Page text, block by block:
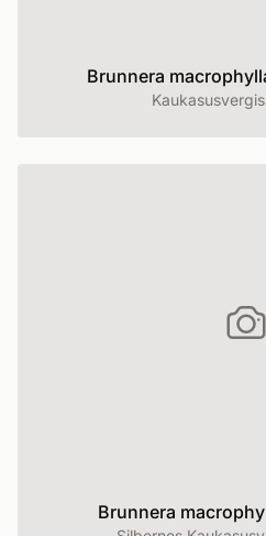
Brunnera
Brunnera